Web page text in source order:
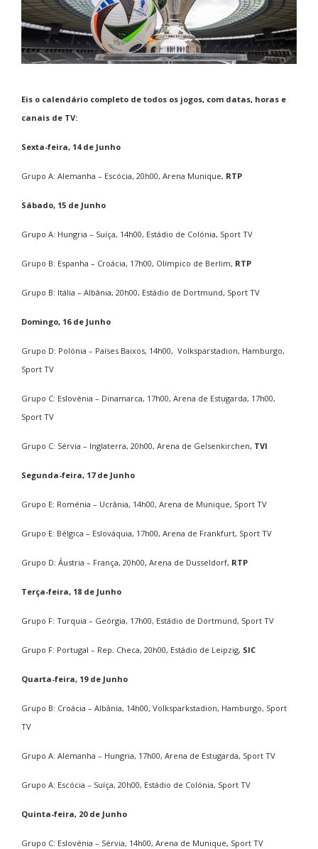
Eis o calendário completo de todos os jogos, com datas, horas e
canais de TV:
Sexta-feira, 14 de Junho
Grupo A: Alemanha – Escócia, 20h00, Arena Munique, RTP
Sábado, 15 de Junho
Grupo A: Hungria – Suíça, 14h00, Estádio de Colónia, Sport TV
Grupo B: Espanha – Croácia, 17h00, Olímpico de Berlim, RTP
Grupo B: Itália – Albânia, 20h00, Estádio de Dortmund, Sport TV
Domingo, 16 de Junho
Grupo D: Polónia – Países Baixos, 14h00, Volksparstadion, Hamburgo,
Sport TV
Grupo C: Eslovénia – Dinamarca, 17h00, Arena de Estugarda, 17h00,
Sport TV
Grupo C: Sérvia – Inglaterra, 20h00, Arena de Gelsenkirchen, TVI
Segunda-feira, 17 de Junho
Grupo E: Roménia – Ucrânia, 14h00, Arena de Munique, Sport TV
Grupo E: Bélgica – Eslováquia, 17h00, Arena de Frankfurt, Sport TV
Grupo D: Áustria – França, 20h00, Arena de Dusseldorf, RTP
Terça-feira, 18 de Junho
Grupo F: Turquia – Geórgia, 17h00, Estádio de Dortmund, Sport TV
Grupo F: Portugal – Rep. Checa, 20h00, Estádio de Leipzig, SIC
Quarta-feira, 19 de Junho
Grupo B: Croácia – Albânia, 14h00, Volksparkstadion, Hamburgo, Sport
TV
Grupo A: Alemanha – Hungria, 17h00, Arena de Estugarda, Sport TV
Grupo A: Escócia – Suíça, 20h00, Estádio de Colónia, Sport TV
Quinta-feira, 20 de Junho
Grupo C: Eslovénia – Sérvia, 14h00, Arena de Munique, Sport TV